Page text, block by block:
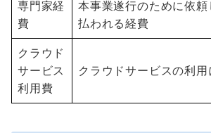
専門家経
費
本事業遂行のために依
払われる経費
クラウド
サービス
利用費
クラウドサービスの利